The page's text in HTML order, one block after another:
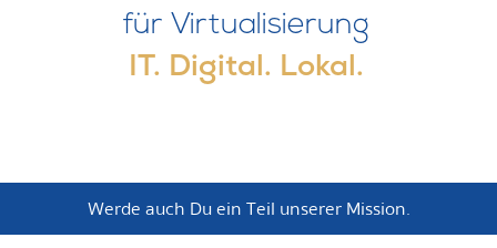
für Virtualisierung
IT. Digital. Lokal.
Werde auch Du ein Teil unserer Mission.